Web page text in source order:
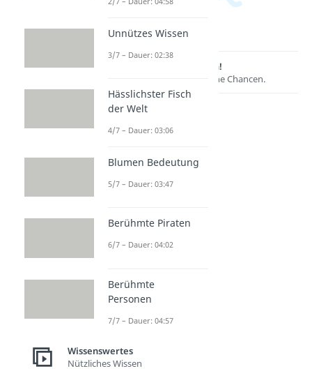
Lernen lohnt sich!
Entdecke hier deine Chancen.
Weitere Inhalte:
Wissenswertes
Redewendungen
Dauer: 02:54
Damoklesschwert
Büchse der Pandora
Dauer: 03:10
Unnützes Wissen
3/7 – Dauer: 02:38
Hässlichster Fisch
der Welt
4/7 – Dauer: 03:06
Blumen Bedeutung
5/7 – Dauer: 03:47
Berühmte Piraten
6/7 – Dauer: 04:02
Berühmte
Personen
7/7 – Dauer: 04:57
Wissenswertes
Nützliches Wissen